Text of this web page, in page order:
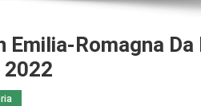
Emilia-Romagna